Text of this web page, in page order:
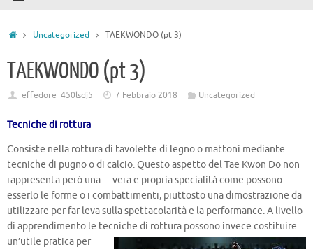
Uncategorized TAEKWONDO (pt 3)
TAEKWONDO (pt 3)
effedore_450lsdj5 7 Febbraio 2018 Uncategorized
Tecniche di rottura
Consiste nella rottura di tavolette di legno o mattoni mediante
tecniche di pugno o di calcio. Questo aspetto del Tae Kwon Do non
rappresenta però una… vera e propria specialità come possono
esserlo le forme o i combattimenti, piuttosto una dimostrazione da
utilizzare per far leva sulla spettacolarità e la performance. A livello
di apprendimento le tecniche di rottura possono invece costituire
un’utile pratica per